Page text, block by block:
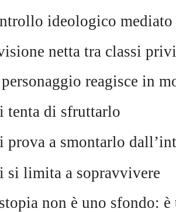
ideologico
netta tra classi
reagisce in
tenta di sfruttarlo
prova a smontarlo
si limita a sopravvivere
non è uno sfondo: è